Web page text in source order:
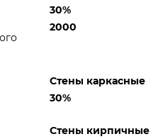
30%
2000
Стены каркасные
30%
Стены кирпичные